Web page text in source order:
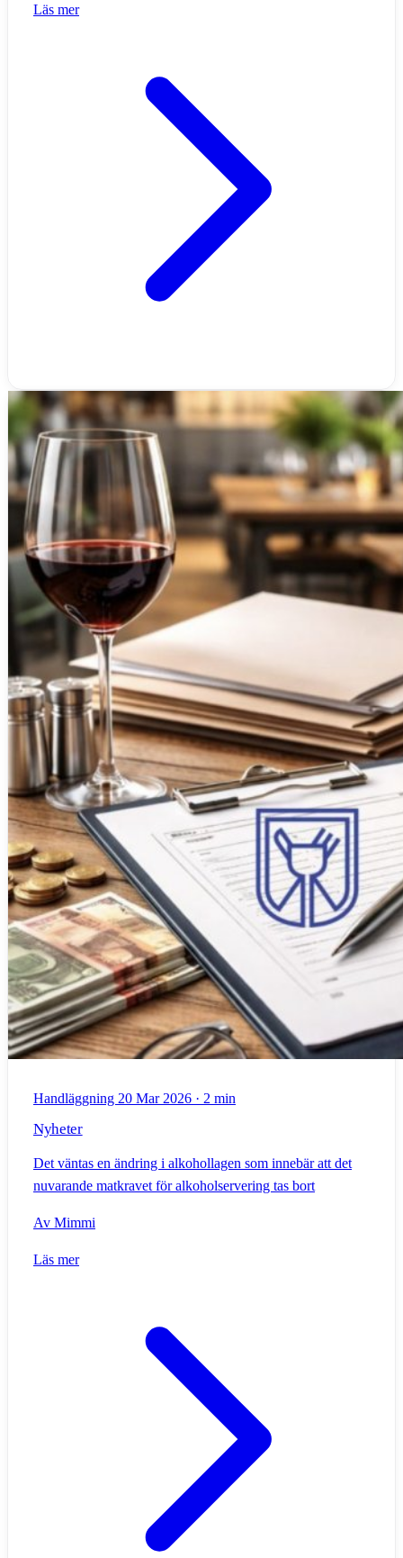
Läs mer
Handläggning 20 Mar 2026 · 2 min
Nyheter
Det väntas en ändring i alkohollagen som innebär att det
nuvarande matkravet för alkoholservering tas bort
Av Mimmi
Läs mer